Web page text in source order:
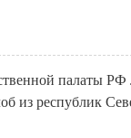
палаты
республик